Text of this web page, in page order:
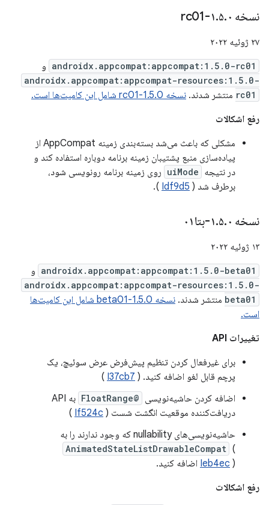
نسخه ۱ .۵.۰-rc01
۲۷ ژوئیه ۲۰۲۲
androidx.appcompat:appcompat:1.5.0-rc01 و
androidx.appcompat:appcompat-resources:1.5.0-
rc01 منتشر شدند. نسخه 1.5.0-rc01 شامل این کامیت‌ها است.
رفع اشکالات
مشکلی که باعث می‌شد بسته‌بندی زمینه AppCompat از
پیاده‌سازی منبع پشتیبان زمینه برنامه دوباره استفاده کند و
در نتیجه uiMode روی زمینه برنامه رونویسی شود،
برطرف شد ( Idf9d5
).
نسخه ۱ .۵.۰-بتا۰۱
۱۳ ژوئیه ۲۰۲۲
androidx.appcompat:appcompat:1.5.0-beta01 و
androidx.appcompat:appcompat-resources:1.5.0-
beta01 منتشر شدند.
نسخه 1.5.0-beta01 شامل این کامیت‌ها
است.
تغییرات API
برای غیرفعال کردن تنظیم پیش‌فرض عرض سوئیچ، یک
پرچم قابل لغو اضافه کنید. ( I37cb7
)
اضافه کردن حاشیه‌نویسی @FloatRange
به API
دریافت‌کننده موقعیت انگشت شست ( If524c
)
حاشیه‌نویسی‌های nullability که وجود ندارند را به
AnimatedStateListDrawableCompat (
Ieb4ec ) اضافه کنید.
رفع اشکالات